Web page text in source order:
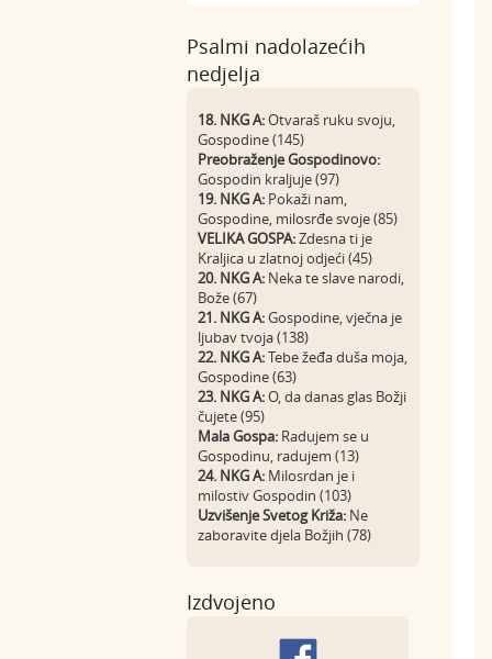
Psalmi nadolazećih
nedjelja
18. NKG A:Otvaraš ruku svoju,
Gospodine (145)
Preobraženje Gospodinovo:
Gospodin kraljuje (97)
19. NKG A: Pokaži nam,
Gospodine, milosrđe svoje (85)
VELIKA GOSPA:Zdesna ti je
Kraljica u zlatnoj odjeći (45)
20. NKG A: Neka te slave narodi,
Bože (67)
21. NKG A:Gospodine, vječna je
ljubav tvoja (138)
22. NKG A:Tebe žeđa duša moja,
Gospodine (63)
23. NKG A:O, da danas glas Božji
čujete (95)
Mala Gospa: Radujem se u
Gospodinu, radujem (13)
24. NKG A: Milosrdan je i
milostiv Gospodin (103)
Uzvišenje Svetog Križa: Ne
zaboravite djela Božjih (78)
Izdvojeno